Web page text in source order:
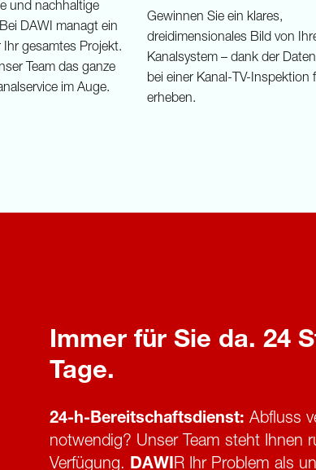
und nachhaltige
DAWI managt ein
gesamtes Projekt.
Team das ganze
im Auge.
Gewinnen Sie ein klares,
dreidimensionales Bild von
Kanalsystem – dank der
bei einer Kanal-TV-Inspektion
erheben.
Immer für Sie da. 24
Tage.
24-h-Bereitschaftsdienst: Abfluss
notwendig? Unser Team steht Ihnen
Verfügung. DAWIR Ihr Problem als